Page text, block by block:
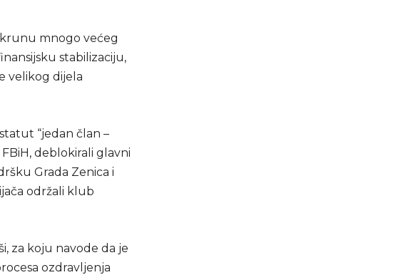
mnogo većeg
stabilizaciju,
velikog dijela
“jedan član –
deblokirali glavni
Grada Zenica i
održali klub
za koju navode da je
ozdravljenja